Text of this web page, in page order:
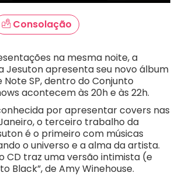
Consolação
na mesma noite, a
Jesuton apresenta seu novo álbum
Note SP, dentro do Conjunto
acontecem às 20h e às 22h.
por apresentar covers nas
o terceiro trabalho da
é o primeiro com músicas
o universo e a alma da artista.
CD traz uma versão intimista (e
Black”, de Amy Winehouse.